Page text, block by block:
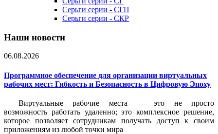
Серьги серии - СГП
Серьги серии - СКР
Наши новости
06.08.2026
Программное обеспечение для организации виртуальных
рабочих мест: Гибкость и Безопасность в Цифровую Эпоху
Виртуальные рабочие места — это не просто
возможность работать удаленно; это комплексное решение,
которое позволяет сотрудникам получать доступ к своим
приложениям из любой точки мира